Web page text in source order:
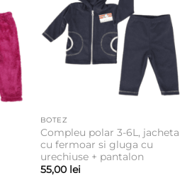
BOTEZ
Compleu polar 3-6L, jacheta
cu fermoar si gluga cu
urechiuse + pantalon
55,00 lei